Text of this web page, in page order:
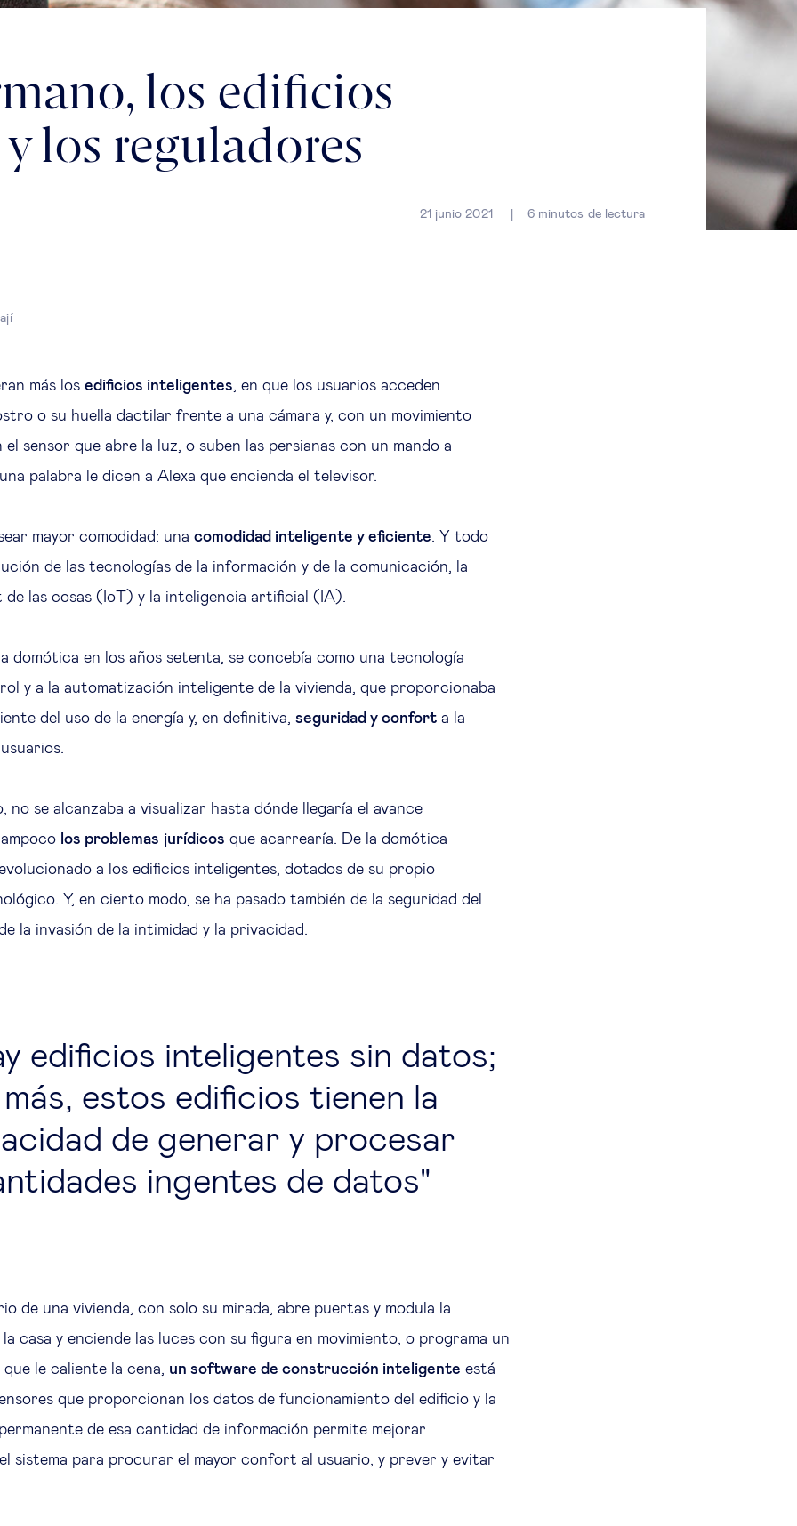
los edificios
los reguladores
21 junio 2021 6minutos de lectura
más los edificios inteligentes, en que los usuarios acceden
o su huella dactilar frente a una cámara y, con un movimiento
el sensor que abre la luz, o suben las persianas con un mando a
palabra le dicen a Alexa que encienda el televisor.
mayor comodidad: una comodidad inteligente y eficiente. Y todo
de las tecnologías de la información y de la comunicación, la
de las cosas (IoT) y la inteligencia artificial (IA).
domótica en los años setenta, se concebía como una tecnología
y a la automatización inteligente de la vivienda, que proporcionaba
del uso de la energía y, en definitiva, seguridad y confort a la
no se alcanzaba a visualizar hasta dónde llegaría el avance
los problemas jurídicos que acarrearía. De la domótica
a los edificios inteligentes, dotados de su propio
Y, en cierto modo, se ha pasado también de la seguridad del
la invasión de la intimidad y la privacidad.
edificios inteligentes sin datos;
estos edificios tienen la
de generar y procesar
ingentes de datos
de una vivienda, con solo su mirada, abre puertas y modula la
casa y enciende las luces con su figura en movimiento, o programa un
le caliente la cena, un software de construcción inteligente está
que proporcionan los datos de funcionamiento del edificio y la
de esa cantidad de información permite mejorar
sistema para procurar el mayor confort al usuario, y prever y evitar